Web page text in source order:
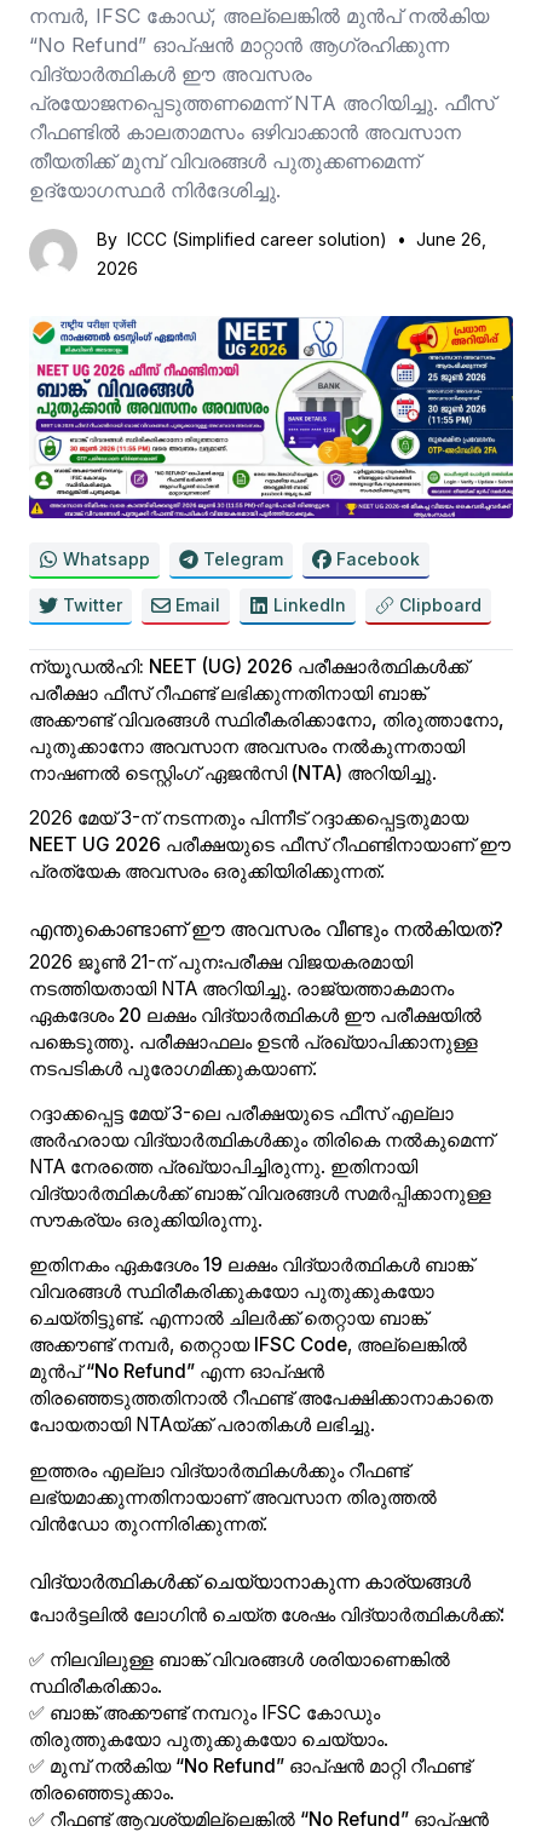
നമ്പർ, IFSC കോഡ്, അല്ലെങ്കിൽ മുൻപ് നൽകിയ
“No Refund” ഓപ്ഷൻ മാറ്റാൻ ആഗ്രഹിക്കുന്ന
വിദ്യാർത്ഥികൾ ഈ അവസരം
പ്രയോജനപ്പെടുത്തണമെന്ന് NTA അറിയിച്ചു. ഫീസ്
റീഫണ്ടിൽ കാലതാമസം ഒഴിവാക്കാൻ അവസാന
തീയതിക്ക് മുമ്പ് വിവരങ്ങൾ പുതുക്കണമെന്ന്
ഉദ്യോഗസ്ഥർ നിർദേശിച്ചു.
By ICCC (Simplified career solution) • June 26,
2026
Whatsapp Telegram Facebook
Twitter Email LinkedIn Clipboard
ന്യൂഡൽഹി: NEET (UG) 2026 പരീക്ഷാർത്ഥികൾക്ക്
പരീക്ഷാ ഫീസ് റീഫണ്ട് ലഭിക്കുന്നതിനായി ബാങ്ക്
അക്കൗണ്ട് വിവരങ്ങൾ സ്ഥിരീകരിക്കാനോ, തിരുത്താനോ,
പുതുക്കാനോ അവസാന അവസരം നൽകുന്നതായി
നാഷണൽ ടെസ്റ്റിംഗ് ഏജൻസി (NTA) അറിയിച്ചു.
2026 മേയ് 3-ന് നടന്നതും പിന്നീട് റദ്ദാക്കപ്പെട്ടതുമായ
NEET UG 2026 പരീക്ഷയുടെ ഫീസ് റീഫണ്ടിനായാണ് ഈ
പ്രത്യേക അവസരം ഒരുക്കിയിരിക്കുന്നത്.
എന്തുകൊണ്ടാണ് ഈ അവസരം വീണ്ടും നൽകിയത്?
2026 ജൂൺ 21-ന് പുനഃപരീക്ഷ വിജയകരമായി
നടത്തിയതായി NTA അറിയിച്ചു. രാജ്യത്താകമാനം
ഏകദേശം 20 ലക്ഷം വിദ്യാർത്ഥികൾ ഈ പരീക്ഷയിൽ
പങ്കെടുത്തു. പരീക്ഷാഫലം ഉടൻ പ്രഖ്യാപിക്കാനുള്ള
നടപടികൾ പുരോഗമിക്കുകയാണ്.
റദ്ദാക്കപ്പെട്ട മേയ് 3-ലെ പരീക്ഷയുടെ ഫീസ് എല്ലാ
അർഹരായ വിദ്യാർത്ഥികൾക്കും തിരികെ നൽകുമെന്ന്
NTA നേരത്തെ പ്രഖ്യാപിച്ചിരുന്നു. ഇതിനായി
വിദ്യാർത്ഥികൾക്ക് ബാങ്ക് വിവരങ്ങൾ സമർപ്പിക്കാനുള്ള
സൗകര്യം ഒരുക്കിയിരുന്നു.
ഇതിനകം ഏകദേശം19 ലക്ഷം വിദ്യാർത്ഥികൾ ബാങ്ക്
വിവരങ്ങൾ സ്ഥിരീകരിക്കുകയോ പുതുക്കുകയോ
ചെയ്തിട്ടുണ്ട്. എന്നാൽ ചിലർക്ക് തെറ്റായ ബാങ്ക്
അക്കൗണ്ട് നമ്പർ, തെറ്റായ IFSC Code, അല്ലെങ്കിൽ
മുൻപ്“No Refund” എന്ന ഓപ്ഷൻ
തിരഞ്ഞെടുത്തതിനാൽ റീഫണ്ട് അപേക്ഷിക്കാനാകാതെ
പോയതായി NTAയ്ക്ക് പരാതികൾ ലഭിച്ചു.
ഇത്തരം എല്ലാ വിദ്യാർത്ഥികൾക്കും റീഫണ്ട്
ലഭ്യമാക്കുന്നതിനായാണ്അവസാന തിരുത്തൽ
വിൻഡോ തുറന്നിരിക്കുന്നത്.
വിദ്യാർത്ഥികൾക്ക് ചെയ്യാനാകുന്ന കാര്യങ്ങൾ
പോർട്ടലിൽ ലോഗിൻ ചെയ്ത ശേഷം വിദ്യാർത്ഥികൾക്ക്:
✅ നിലവിലുള്ള ബാങ്ക് വിവരങ്ങൾ ശരിയാണെങ്കിൽ
സ്ഥിരീകരിക്കാം.
✅ ബാങ്ക് അക്കൗണ്ട് നമ്പറും IFSC കോഡും
തിരുത്തുകയോ പുതുക്കുകയോ ചെയ്യാം.
✅ മുമ്പ് നൽകിയ “No Refund” ഓപ്ഷൻ മാറ്റി റീഫണ്ട്
തിരഞ്ഞെടുക്കാം.
✅ റീഫണ്ട് ആവശ്യമില്ലെങ്കിൽ “No Refund” ഓപ്ഷൻ